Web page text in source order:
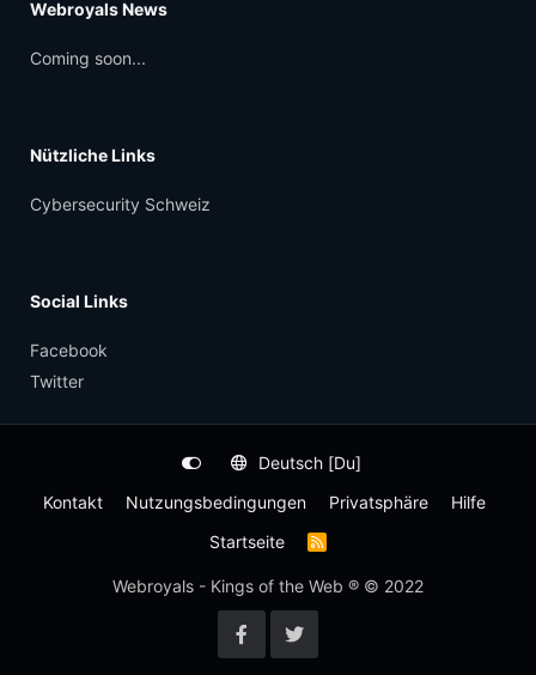
Webroyals News
Coming soon...
Nützliche Links
Cybersecurity Schweiz
Social Links
Facebook
Twitter
Deutsch [Du]
Kontakt
Nutzungsbedingungen Privatsphäre
Hilfe
Startseite
R
S
Webroyals - Kings of the Web ® © 2022